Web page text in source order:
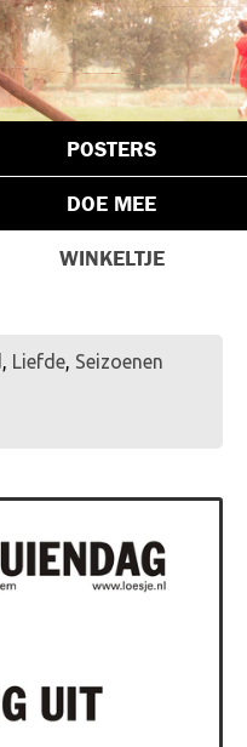
POSTERS
DOE MEE
WINKELTJE
, Liefde, Seizoenen